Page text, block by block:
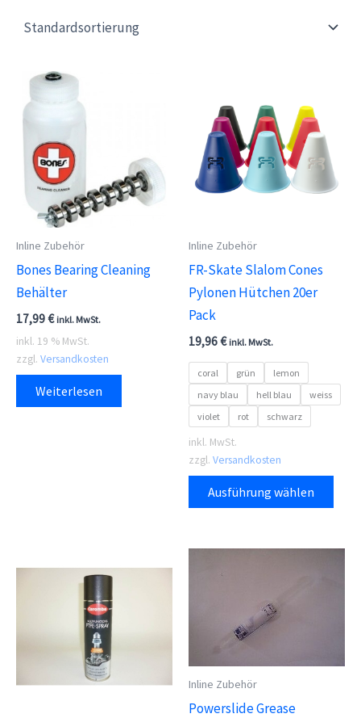
Inline Zubehör
Bones Bearing Cleaning
Behälter
17,99€ inkl. MwSt.
inkl. 19 % MwSt.
zzgl. Versandkosten
Weiterlesen
Inline Zubehör
FR-Skate Slalom Cones
Pylonen Hütchen 20er
Pack
19,96€ inkl. MwSt.
coral grün
lemon
navy blau
hell blau
weiss
violet
rot schwarz
inkl. MwSt.
zzgl. Versandkosten
Ausführung wählen
Inline Zubehör
Powerslide Grease